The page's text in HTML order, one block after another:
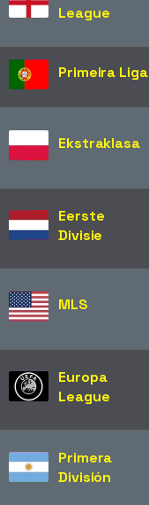
League
Primeira Liga
Ekstraklasa
Eerste
Divisie
MLS
Europa
League
Primera
División